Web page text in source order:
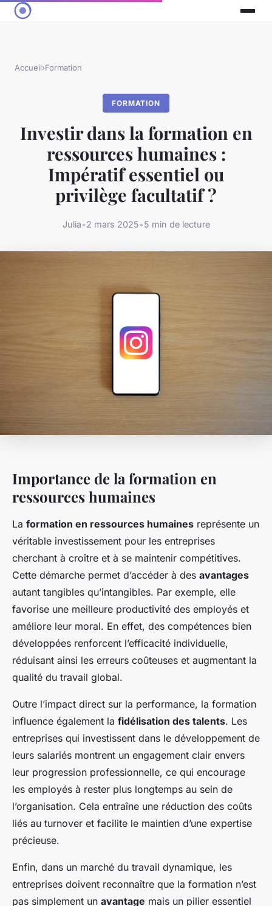
Accueil›Formation
FORMATION
Investir dans la formation en
ressources humaines :
Impératif essentiel ou
privilège facultatif ?
Julia•2 mars 2025•5 min de lecture
Importance de la formation en
ressources humaines
La formation en ressources humaines représente un
véritable investissement pour les entreprises
cherchant à croître et à se maintenir compétitives.
Cette démarche permet d’accéder à des avantages
autant tangibles qu’intangibles. Par exemple, elle
favorise une meilleure productivité des employés et
améliore leur moral. En effet, des compétences bien
développées renforcent l’efficacité individuelle,
réduisant ainsi les erreurs coûteuses et augmentant la
qualité du travail global.
Outre l’impact direct sur la performance, la formation
influence également la fidélisation des talents. Les
entreprises qui investissent dans le développement de
leurs salariés montrent un engagement clair envers
leur progression professionnelle, ce qui encourage
les employés à rester plus longtemps au sein de
l’organisation. Cela entraîne une réduction des coûts
liés au turnover et facilite le maintien d’une expertise
précieuse.
Enfin, dans un marché du travail dynamique, les
entreprises doivent reconnaître que la formation n’est
pas simplement un avantage mais un pilier essentiel